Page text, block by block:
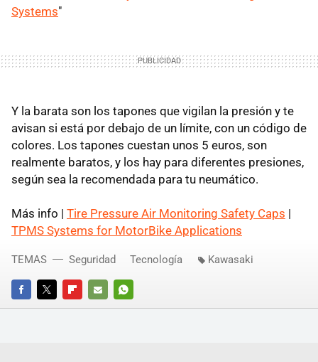
Systems"
Y la barata son los tapones que vigilan la presión y te
avisan si está por debajo de un límite, con un código de
colores. Los tapones cuestan unos 5 euros, son
realmente baratos, y los hay para diferentes presiones,
según sea la recomendada para tu neumático.
Más info | Tire Pressure Air Monitoring Safety Caps |
TPMS Systems for MotorBike Applications
FACEBOOKTWITTERFLIPBOARD
E-
WHATSAPP
TEMAS Seguridad Tecnología Kawasaki